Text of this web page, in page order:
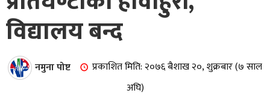
विद्यालय बन्द
नमुना पोष्ट
प्रकाशित मिति: २०७६ बैशाख २०, शुक्रबार (७ साल
अघि)